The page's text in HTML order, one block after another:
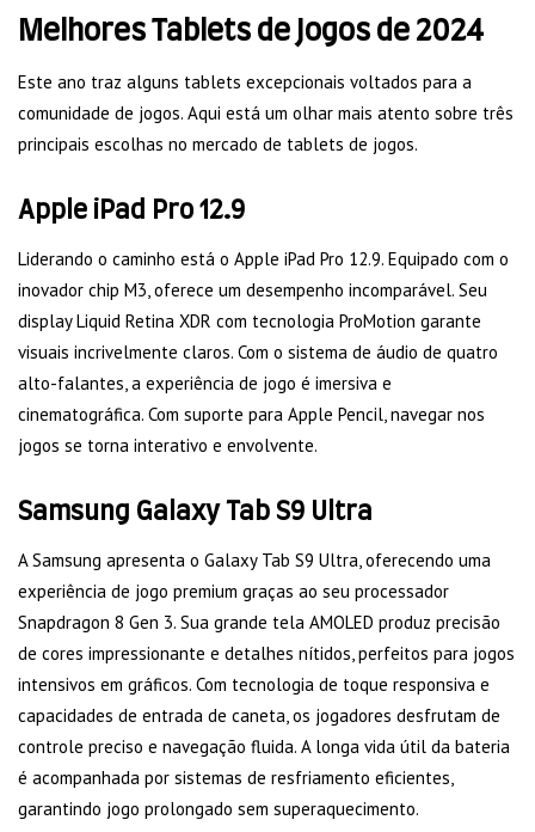
Melhores Tablets de Jogos de 2024
Este ano traz alguns tablets excepcionais voltados para a
comunidade de jogos. Aqui está um olhar mais atento sobre três
principais escolhas no mercado de tablets de jogos.
Apple iPad Pro 12.9
Liderando o caminho está o Apple iPad Pro 12.9. Equipado com o
inovador chip M3, oferece um desempenho incomparável. Seu
display Liquid Retina XDR com tecnologia ProMotion garante
visuais incrivelmente claros. Com o sistema de áudio de quatro
alto-falantes, a experiência de jogo é imersiva e
cinematográfica. Com suporte para Apple Pencil, navegar nos
jogos se torna interativo e envolvente.
Samsung Galaxy Tab S9 Ultra
A Samsung apresenta o Galaxy Tab S9 Ultra, oferecendo uma
experiência de jogo premium graças ao seu processador
Snapdragon 8 Gen 3. Sua grande tela AMOLED produz precisão
de cores impressionante e detalhes nítidos, perfeitos para jogos
intensivos em gráficos. Com tecnologia de toque responsiva e
capacidades de entrada de caneta, os jogadores desfrutam de
controle preciso e navegação fluida. A longa vida útil da bateria
é acompanhada por sistemas de resfriamento eficientes,
garantindo jogo prolongado sem superaquecimento.